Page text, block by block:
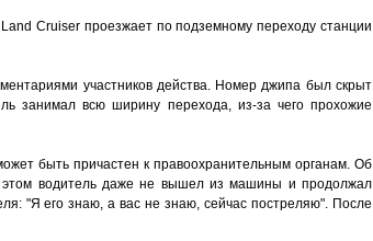
Cruiser проезжает по подземному переходу станции
участников действа. Номер джипа был скрыт
занимал всю ширину перехода, из-за чего прохожие
быть причастен к правоохранительным органам. Об
этом водитель даже не вышел из машины и продолжал
"Я его знаю, а вас не знаю, сейчас постреляю". После